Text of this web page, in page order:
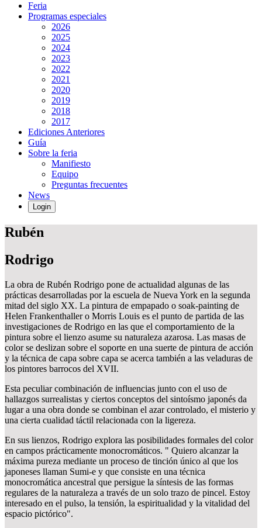
Feria
Programas especiales
2026
2025
2024
2023
2022
2021
2020
2019
2018
2017
Ediciones Anteriores
Guía
Sobre la feria
Manifiesto
Equipo
Preguntas frecuentes
News
Login
Rubén
Rodrigo
La obra de Rubén Rodrigo pone de actualidad algunas de las
prácticas desarrolladas por la escuela de Nueva York en la segunda
mitad del siglo XX. La pintura de empapado o soak-painting de
Helen Frankenthaller o Morris Louis es el punto de partida de las
investigaciones de Rodrigo en las que el comportamiento de la
pintura sobre el lienzo asume su naturaleza azarosa. Las masas de
color se deslizan sobre el soporte en una suerte de pintura de acción
y la técnica de capa sobre capa se acerca también a las veladuras de
los pintores barrocos del XVII.
Esta peculiar combinación de influencias junto con el uso de
hallazgos surrealistas y ciertos conceptos del sintoísmo japonés da
lugar a una obra donde se combinan el azar controlado, el misterio y
una cierta cualidad táctil relacionada con la ligereza.
En sus lienzos, Rodrigo explora las posibilidades formales del color
en campos prácticamente monocromáticos. " Quiero alcanzar la
máxima pureza mediante un proceso de tinción único al que los
japoneses llaman Sumi-e y que consiste en una técnica
monocromática ancestral que persigue la síntesis de las formas
regulares de la naturaleza a través de un solo trazo de pincel. Estoy
interesado en el pulso, la tensión, la espiritualidad y la vitalidad del
espacio pictórico".